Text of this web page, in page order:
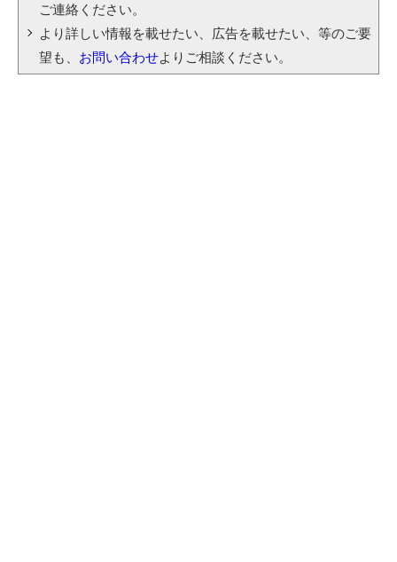
ご連絡ください。
より詳しい情報を載せたい、広告を載せたい、等のご要
望も、 お問い合わせよりご相談ください。